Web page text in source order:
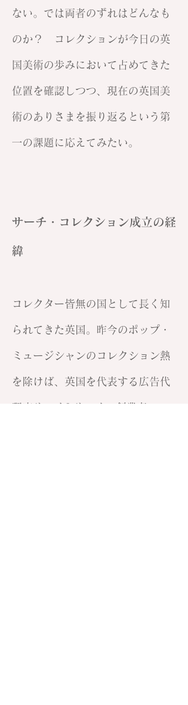
ない。では両者のずれはどんなも
のか？ コレクションが今日の英
国美術の歩みにおいて占めてきた
位置を確認しつつ、現在の英国美
術のありさまを振り返るという第
一の課題に応えてみたい。
サーチ・コレクション成立の経
緯
コレクター皆無の国として長く知
られてきた英国。昨今のポップ・
ミュージシャンのコレクション熱
を除けば、英国を代表する広告代
理店サーチ&サーチの創業者